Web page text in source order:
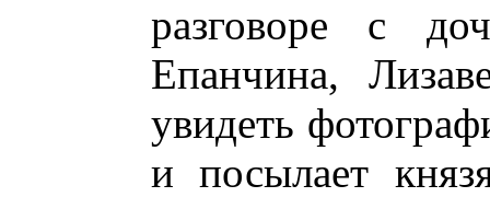
разговоре с
Епанчина,
увидеть
и посылает